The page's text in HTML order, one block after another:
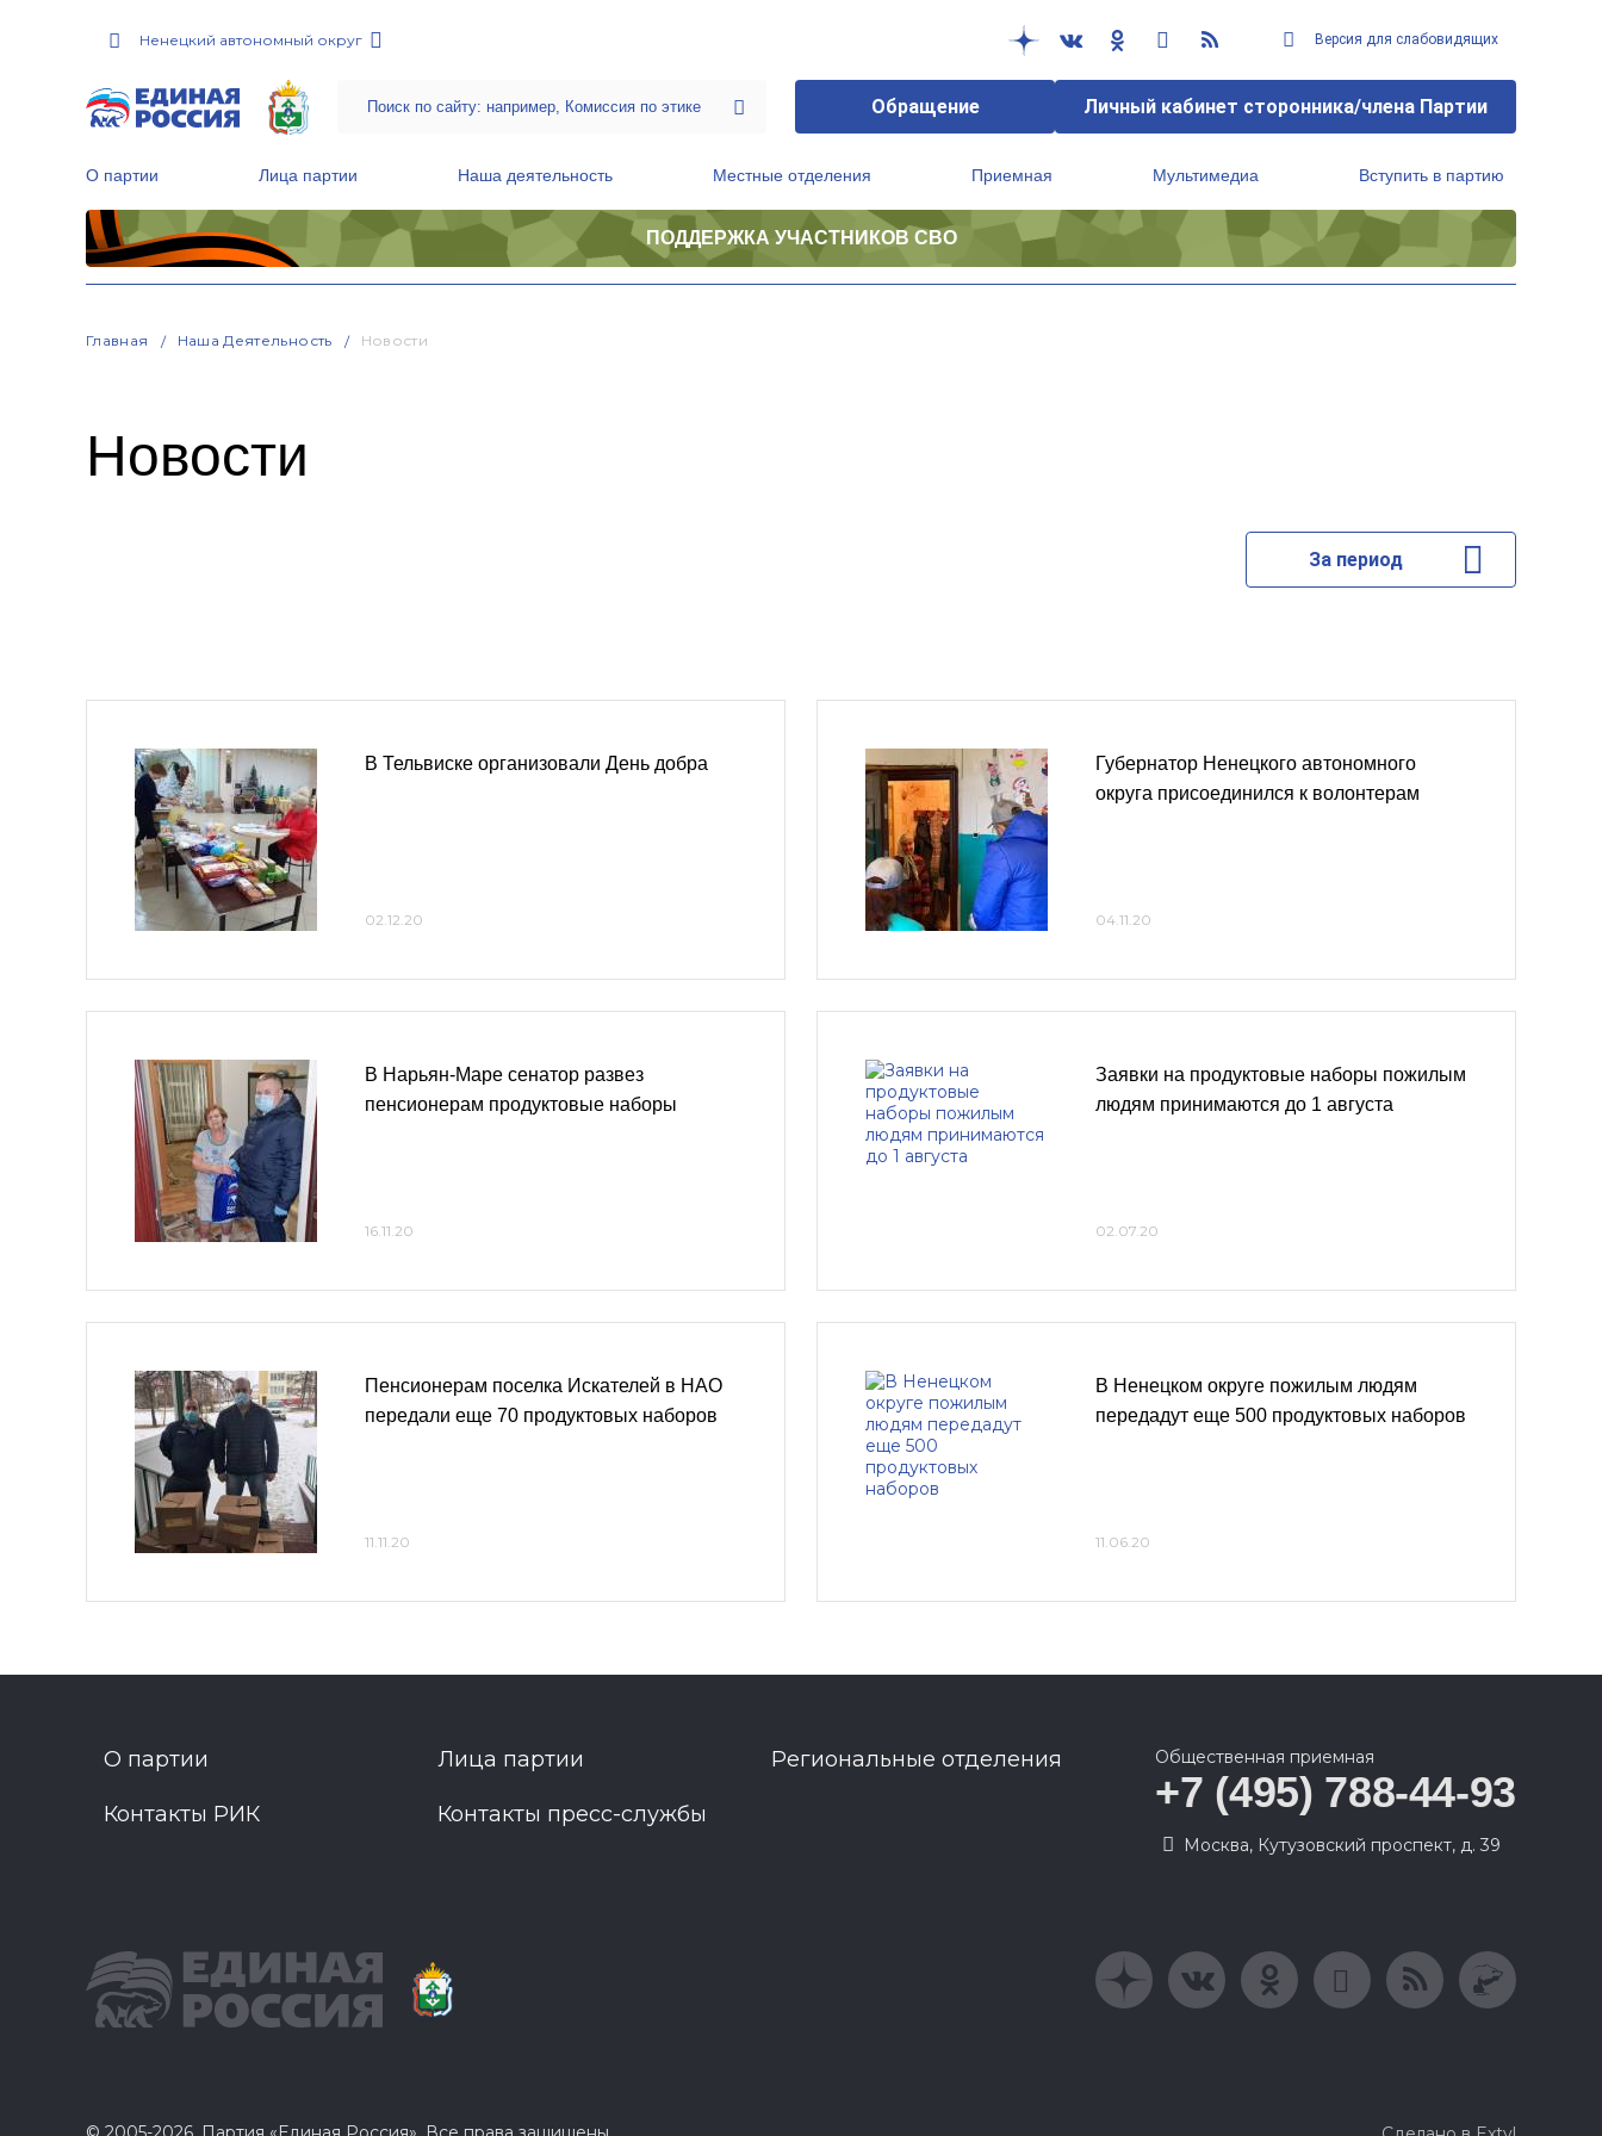
Ненецкий автономный округ Версия для слабовидящих
Обращение Личный кабинет сторонника/члена Партии
О партии Лица партии Наша деятельность Местные отделения Приемная Мультимедиа Вступить в партию
ПОДДЕРЖКА УЧАСТНИКОВ СВО
Главная Наша Деятельность Новости
Новости
За период
В Тельвиске организовали День добра
02.12.20
В Нарьян-Маре сенатор развез
пенсионерам продуктовые наборы
16.11.20
Пенсионерам поселка Искателей в НАО
передали еще 70 продуктовых наборов
11.11.20
Губернатор Ненецкого автономного
округа присоединился к волонтерам
04.11.20
Заявки на продуктовые наборы пожилым
людям принимаются до 1 августа
02.07.20
В Ненецком округе пожилым людям
передадут еще 500 продуктовых наборов
11.06.20
О партии Лица партии Региональные отделения
Контакты РИК Контакты пресс-службы
Общественная приемная
+7 (495) 788-44-93
Москва, Кутузовский проспект, д. 39